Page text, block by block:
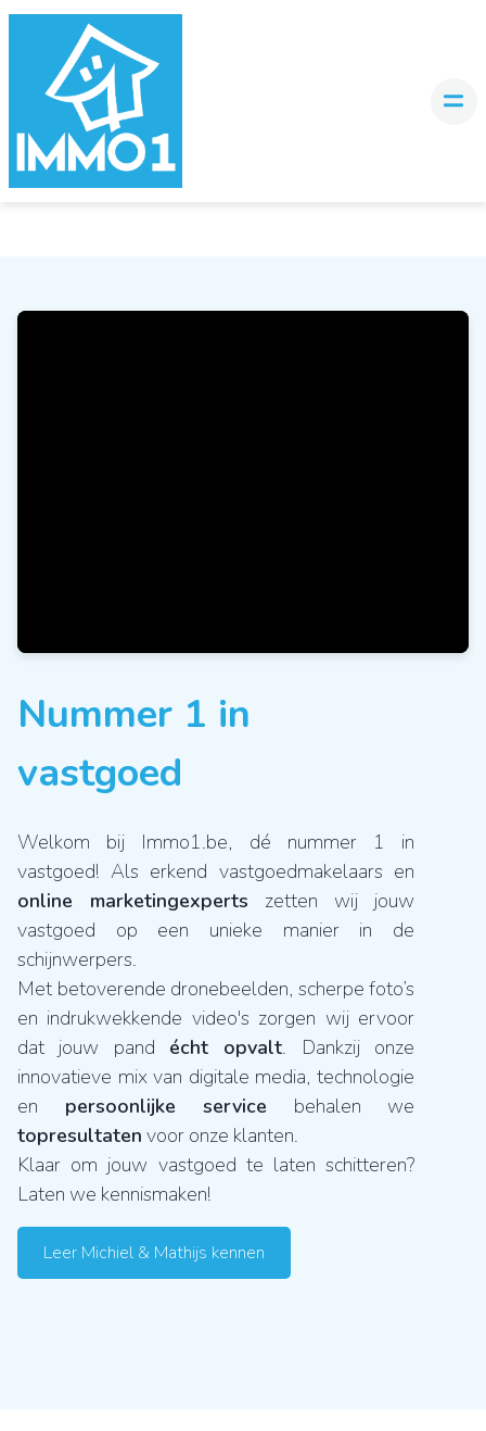
Nummer 1 in
vastgoed
Welkom bij Immo1.be, dé nummer 1 in
vastgoed! Als erkend vastgoedmakelaars en
online marketingexperts zetten wij jouw
vastgoed op een unieke manier in de
schijnwerpers.
Met betoverende dronebeelden, scherpe foto’s
en indrukwekkende video's zorgen wij ervoor
dat jouw pand écht opvalt. Dankzij onze
innovatieve mix van digitale media, technologie
en persoonlijke service behalen we
topresultaten voor onze klanten.
Klaar om jouw vastgoed te laten schitteren?
Laten we kennismaken!
Leer Michiel & Mathijs kennen